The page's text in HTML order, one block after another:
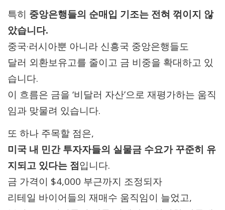
특히 중앙은행들의 순매입 기조는 전혀 꺾이지 않
았습니다.
중국·러시아뿐 아니라 신흥국 중앙은행들도
달러 외환보유고를 줄이고 금 비중을 확대하고 있
습니다.
이 흐름은 금을 ‘비달러 자산’으로 재평가하는 움직
임과 맞물려 있습니다.
또 하나 주목할 점은,
미국 내 민간 투자자들의 실물금 수요가 꾸준히 유
지되고 있다는 점입니다.
금 가격이 $4,000 부근까지 조정되자
리테일 바이어들의 재매수 움직임이 늘었고,